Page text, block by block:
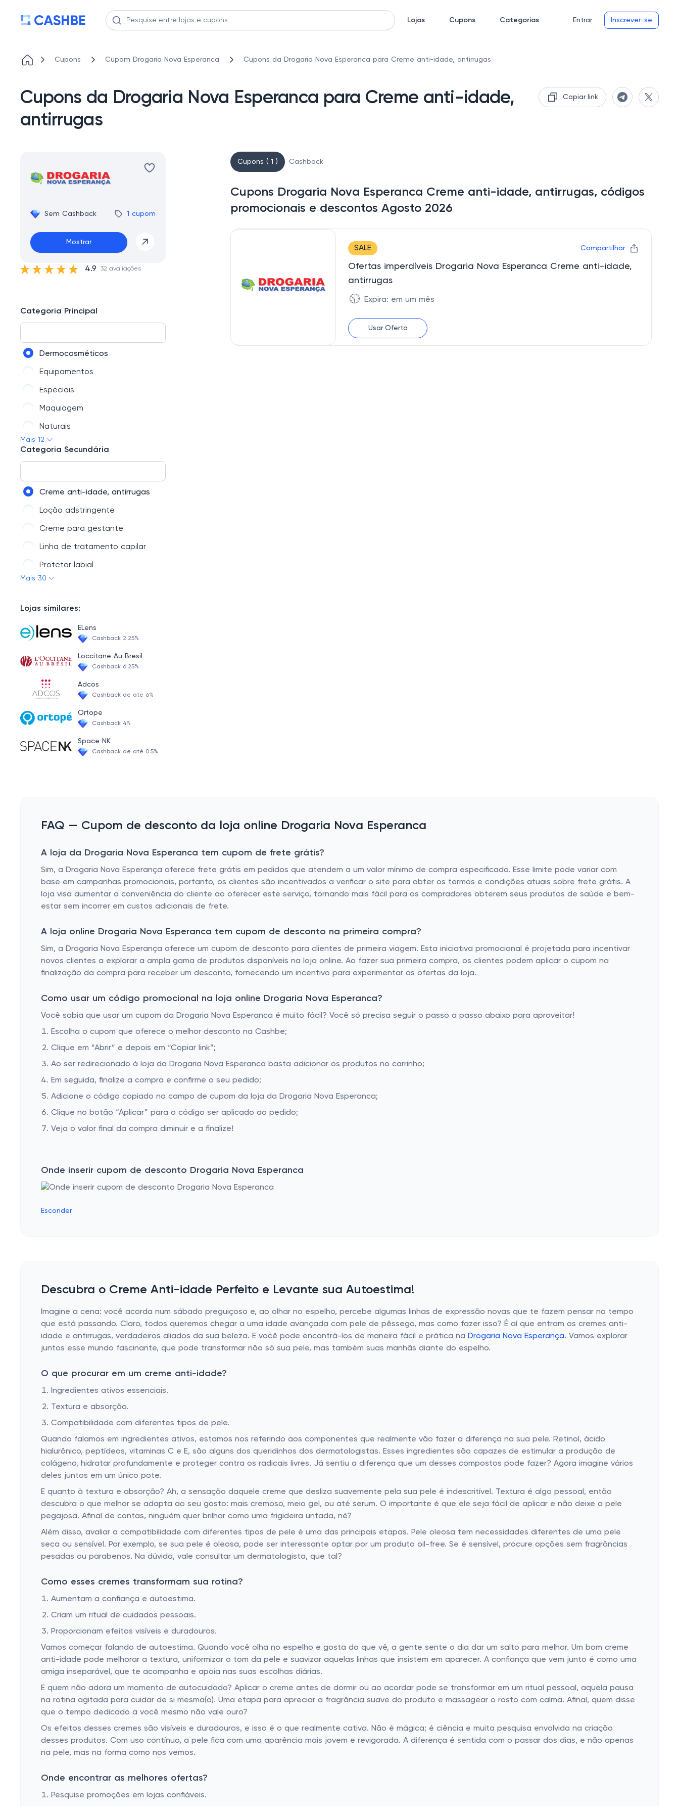
Lojas Cupons Categorias Entrar Inscrever-se
Cupons Cupom Drogaria Nova Esperanca Cupons da Drogaria Nova Esperanca para Creme anti-idade, antirrugas
Cupons da Drogaria Nova Esperanca para Creme anti-idade,
antirrugas
Copiar link
Sem Cashback 1 cupom
Mostrar
4.9 32 avaliações
Categoria Principal
Dermocosméticos
Equipamentos
Especiais
Maquiagem
Naturais
Leites
Infantil
Saúde Bucal
Mais 12
Categoria Secundária
Creme anti-idade, antirrugas
Loção adstringente
Creme para gestante
Linha de tratamento capilar
Protetor labial
Creme para peeling
Creme anticelulite, antiestrias
Produtos antioxidantes
Creme hidratante infantil
Base líquida e pó compacto
Hidratante para unhas
Creme suavizante e renovador
Creme para os pés e mãos
Desodorante
Protetor e bloqueador solar
Creme para olheiras
Creme para área dos olhos e rosto
Creme despigmentante
Sérum
Antitranspirante
Hidratante matificante
Mais 30
Lojas similares:
ELens
Cashback 2.25%
Loccitane Au Bresil
Cashback 6.25%
Adcos
Cashback de até 6%
Ortope
Cashback 4%
Space NK
Cashback de até 0.5%
Cupons ( 1 ) Cashback
Cupons Drogaria Nova Esperanca Creme anti-idade, antirrugas, códigos
promocionais e descontos Agosto 2026
SALE Compartilhar
Ofertas imperdíveis Drogaria Nova Esperanca Creme anti-idade,
antirrugas
🕥 Expira: em um mês
Usar Oferta
FAQ — Cupom de desconto da loja online Drogaria Nova Esperanca
A loja da Drogaria Nova Esperanca tem cupom de frete grátis?
Sim, a Drogaria Nova Esperança oferece frete grátis em pedidos que atendem a um valor mínimo de compra especificado. Esse limite pode variar com
base em campanhas promocionais, portanto, os clientes são incentivados a verificar o site para obter os termos e condições atuais sobre frete grátis. A
loja visa aumentar a conveniência do cliente ao oferecer este serviço, tornando mais fácil para os compradores obterem seus produtos de saúde e bem-
estar sem incorrer em custos adicionais de frete.
A loja online Drogaria Nova Esperanca tem cupom de desconto na primeira compra?
Sim, a Drogaria Nova Esperança oferece um cupom de desconto para clientes de primeira viagem. Esta iniciativa promocional é projetada para incentivar
novos clientes a explorar a ampla gama de produtos disponíveis na loja online. Ao fazer sua primeira compra, os clientes podem aplicar o cupom na
finalização da compra para receber um desconto, fornecendo um incentivo para experimentar as ofertas da loja.
Como usar um código promocional na loja online Drogaria Nova Esperanca?
Você sabia que usar um cupom da Drogaria Nova Esperanca é muito fácil? Você só precisa seguir o passo a passo abaixo para aproveitar!
Escolha o cupom que oferece o melhor desconto na Cashbe;
Clique em “Abrir” e depois em “Copiar link”;
Ao ser redirecionado à loja da Drogaria Nova Esperanca basta adicionar os produtos no carrinho;
Em seguida, finalize a compra e confirme o seu pedido;
Adicione o código copiado no campo de cupom da loja da Drogaria Nova Esperanca;
Clique no botão “Aplicar” para o código ser aplicado ao pedido;
Veja o valor final da compra diminuir e a finalize!
Onde inserir cupom de desconto Drogaria Nova Esperanca
Esconder
Descubra o Creme Anti-idade Perfeito e Levante sua Autoestima!
Imagine a cena: você acorda num sábado preguiçoso e, ao olhar no espelho, percebe algumas linhas de expressão novas que te fazem pensar no tempo
que está passando. Claro, todos queremos chegar a uma idade avançada com pele de pêssego, mas como fazer isso? É aí que entram os cremes anti-
idade e antirrugas, verdadeiros aliados da sua beleza. E você pode encontrá-los de maneira fácil e prática na Drogaria Nova Esperança. Vamos explorar
juntos esse mundo fascinante, que pode transformar não só sua pele, mas também suas manhãs diante do espelho.
O que procurar em um creme anti-idade?
Ingredientes ativos essenciais.
Textura e absorção.
Compatibilidade com diferentes tipos de pele.
Quando falamos em ingredientes ativos, estamos nos referindo aos componentes que realmente vão fazer a diferença na sua pele. Retinol, ácido
hialurônico, peptídeos, vitaminas C e E, são alguns dos queridinhos dos dermatologistas. Esses ingredientes são capazes de estimular a produção de
colágeno, hidratar profundamente e proteger contra os radicais livres. Já sentiu a diferença que um desses compostos pode fazer? Agora imagine vários
deles juntos em um único pote.
E quanto à textura e absorção? Ah, a sensação daquele creme que desliza suavemente pela sua pele é indescritível. Textura é algo pessoal, então
descubra o que melhor se adapta ao seu gosto: mais cremoso, meio gel, ou até serum. O importante é que ele seja fácil de aplicar e não deixe a pele
pegajosa. Afinal de contas, ninguém quer brilhar como uma frigideira untada, né?
Além disso, avaliar a compatibilidade com diferentes tipos de pele é uma das principais etapas. Pele oleosa tem necessidades diferentes de uma pele
seca ou sensível. Por exemplo, se sua pele é oleosa, pode ser interessante optar por um produto oil-free. Se é sensível, procure opções sem fragrâncias
pesadas ou parabenos. Na dúvida, vale consultar um dermatologista, que tal?
Como esses cremes transformam sua rotina?
Aumentam a confiança e autoestima.
Criam um ritual de cuidados pessoais.
Proporcionam efeitos visíveis e duradouros.
Vamos começar falando de autoestima. Quando você olha no espelho e gosta do que vê, a gente sente o dia dar um salto para melhor. Um bom creme
anti-idade pode melhorar a textura, uniformizar o tom da pele e suavizar aquelas linhas que insistem em aparecer. A confiança que vem junto é como uma
amiga inseparável, que te acompanha e apoia nas suas escolhas diárias.
E quem não adora um momento de autocuidado? Aplicar o creme antes de dormir ou ao acordar pode se transformar em um ritual pessoal, aquela pausa
na rotina agitada para cuidar de si mesma(o). Uma etapa para apreciar a fragrância suave do produto e massagear o rosto com calma. Afinal, quem disse
que o tempo dedicado a você mesmo não vale ouro?
Os efeitos desses cremes são visíveis e duradouros, e isso é o que realmente cativa. Não é mágica; é ciência e muita pesquisa envolvida na criação
desses produtos. Com uso contínuo, a pele fica com uma aparência mais jovem e revigorada. A diferença é sentida com o passar dos dias, e não apenas
na pele, mas na forma como nos vemos.
Onde encontrar as melhores ofertas?
Pesquise promoções em lojas confiáveis.